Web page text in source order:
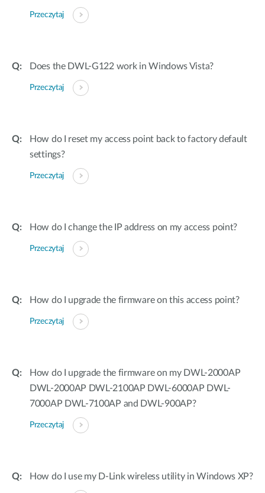
Przeczytaj
Does the DWL-G122 work in Windows Vista?
Przeczytaj
How do I reset my access point back to factory default
settings?
Przeczytaj
How do I change the IP address on my access point?
Przeczytaj
How do I upgrade the firmware on this access point?
Przeczytaj
How do I upgrade the firmware on my DWL-2000AP
DWL-2000AP DWL-2100AP DWL-6000AP DWL-
7000AP DWL-7100AP and DWL-900AP?
Przeczytaj
How do I use my D-Link wireless utility in Windows XP?